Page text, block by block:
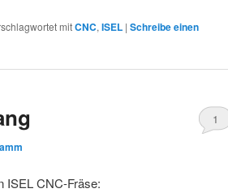
mitCNC, ISEL | Schreibe einen
1
ISEL CNC-Fräse: